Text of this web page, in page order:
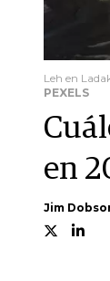
Leh en
PEXELS
en
Jim